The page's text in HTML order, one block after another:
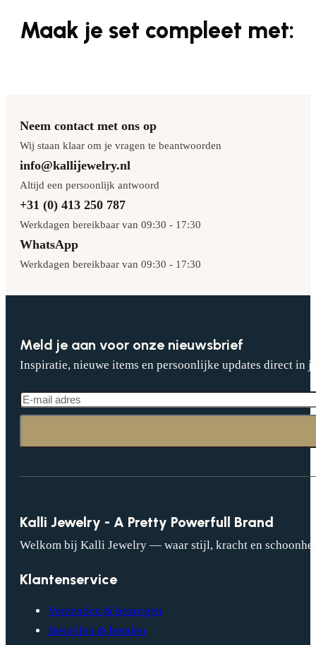
Maak je set compleet met:
Neem contact met ons op
Wij staan klaar om je vragen te beantwoorden
info@kallijewelry.nl
Altijd een persoonlijk antwoord
+31 (0) 413 250 787
Werkdagen bereikbaar van 09:30 - 17:30
WhatsApp
Werkdagen bereikbaar van 09:30 - 17:30
Meld je aan voor onze nieuwsbrief
Inspiratie, nieuwe items en persoonlijke updates direct in
Kalli Jewelry - A Pretty Powerfull Brand
Welkom bij Kalli Jewelry — waar stijl, kracht en
Klantenservice
Verzenden & bezorgen
Bestellen & betalen